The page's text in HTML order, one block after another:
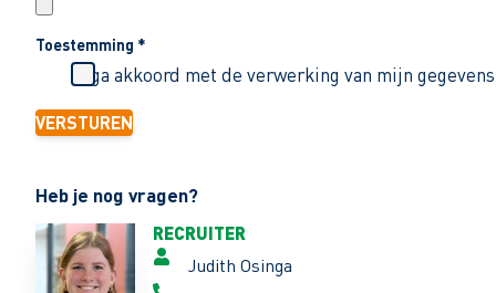
Toestemming *
Ik ga akkoord met de verwerking van mijn
VERSTUREN
Heb je nog vragen?
RECRUITER
Judith Osinga